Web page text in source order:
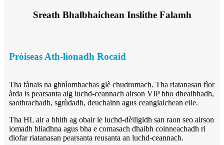
Sreath Bhalbhaichean Inslithe Falamh
Pròiseas Ath-lìonadh Rocaid
Tha fànais na ghnìomhachas glè chudromach. Tha riatanasan fìor
àrda is pearsanta aig luchd-ceannach airson VIP bho dhealbhadh,
saothrachadh, sgrùdadh, deuchainn agus ceanglaichean eile.
Tha HL air a bhith ag obair le luchd-dèiligidh san raon seo airson
iomadh bliadhna agus bha e comasach dhaibh coinneachadh ri
diofar riatanasan pearsanta reusanta an luchd-ceannach.